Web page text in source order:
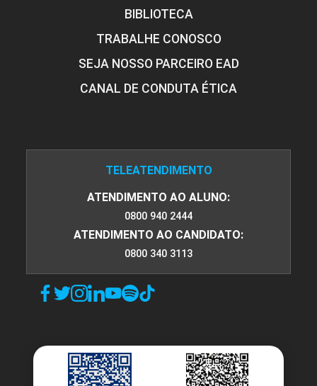
BIBLIOTECA
TRABALHE CONOSCO
SEJA NOSSO PARCEIRO EAD
CANAL DE CONDUTA ÉTICA
TELEATENDIMENTO
ATENDIMENTO AO ALUNO:
0800 940 2444
ATENDIMENTO AO CANDIDATO:
0800 340 3113